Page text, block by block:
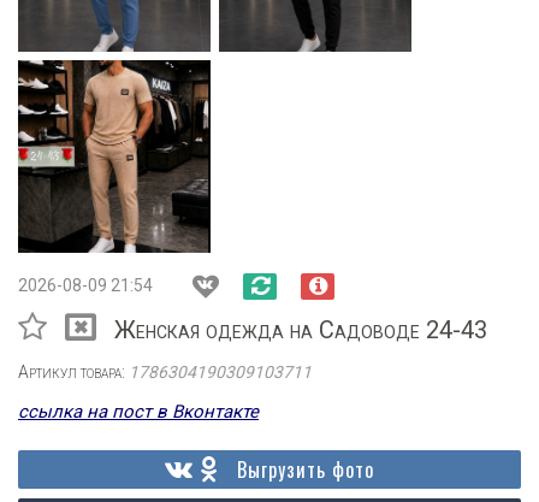
2026-08-09 21:54
Женская одежда на Садоводе 24-43
Артикул товара: 1786304190309103711
ссылка на пост в Вконтакте
Выгрузить фото